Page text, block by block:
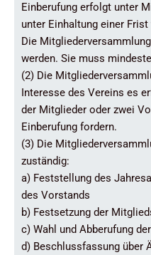
Einberufung erfolgt unter
unter Einhaltung einer
Die
werden. Sie muss
(2) Die
Interesse des Vereins es
der Mitglieder oder zwei
Einberufung fordern.
(3) Die
zuständig:
a) Feststellung des
des Vorstands
b) Festsetzung der
c) Wahl und Abberufung
d) Beschlussfassung über